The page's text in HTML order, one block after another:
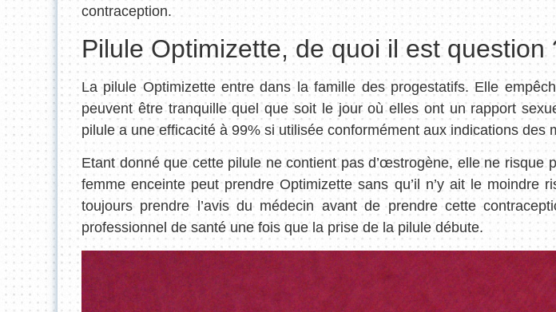
contraception.
Pilule Optimizette, de quoi il est question
La pilule Optimizette entre dans la famille des progestatifs. Elle
peuvent être tranquille quel que soit le jour où elles ont un rapport
pilule a une efficacité à 99% si utilisée conformément aux indications des
Etant donné que cette pilule ne contient pas d’œstrogène, elle ne risque
femme enceinte peut prendre Optimizette sans qu’il n’y ait le
toujours prendre l’avis du médecin avant de prendre cette
professionnel de santé une fois que la prise de la pilule débute.